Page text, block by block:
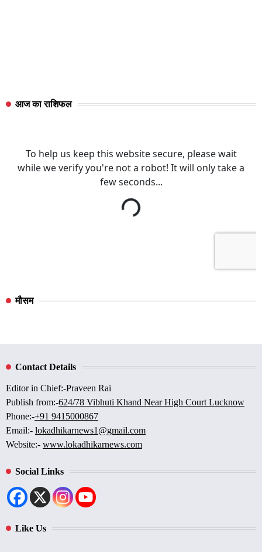
आज का राशिफल
मौसम
Contact Details
Editor in Chief:-Praveen Rai
Publish from:-624/78 Vibhuti Khand Near High Court Lucknow
Phone:-+91 9415000867
Email:- lokadhikarnews1@gmail.com
Website:- www.lokadhikarnews.com
Social Links
Like Us